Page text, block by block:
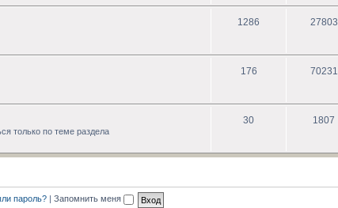
1286 27803
176 70231
только по теме раздела
30 1807
пароль? Запомнить меня